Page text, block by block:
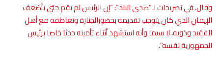
وقال، في تصريحات لـ”صدى البلد“: “إن الرئيس لم يقم حتى بأضعف
الإيمان الذي كان يتوجب تقديمه بحضورالجنازةوتعاطفه مع أهل
الفقيد وذويه، لا سيما وأنه استشهد أثناء تأمينه حدثا خاصابرئيس
الجمهوريةنفسه”.